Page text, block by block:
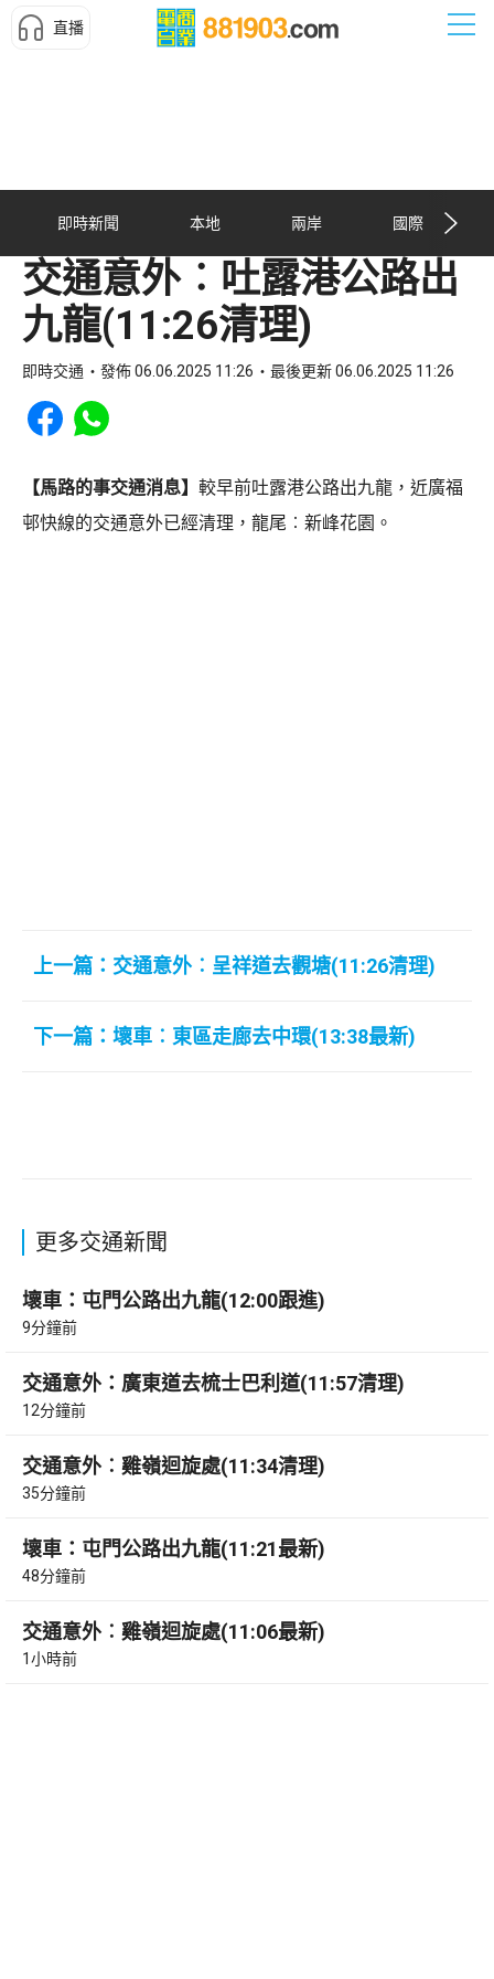
直播
即時新聞 本地 兩岸 國際
交通意外︰吐露港公路出
九龍(11:26清理)
即時交通 發佈 06.06.2025 11:26 最後更新 06.06.2025 11:26
Share to Facebook
Share to WhatsApp
【馬路的事交通消息】 較早前吐露港公路出九龍，近廣福
邨快線的交通意外已經清理，龍尾︰新峰花園。
上一篇：交通意外︰呈祥道去觀塘(11:26清理)
下一篇：壞車︰東區走廊去中環(13:38最新)
更多交通新聞
壞車：屯門公路出九龍(12:00跟進)
9分鐘前
交通意外：廣東道去梳士巴利道(11:57清理)
12分鐘前
交通意外︰雞嶺迴旋處(11:34清理)
35分鐘前
壞車：屯門公路出九龍(11:21最新)
48分鐘前
交通意外︰雞嶺迴旋處(11:06最新)
1小時前